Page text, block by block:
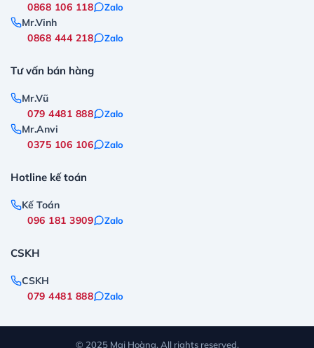
0868 106 118
Zalo
Mr.Vinh
0868 444 218
Zalo
Tư vấn bán hàng
Mr.Vũ
079 4481 888
Zalo
Mr.Anvi
0375 106 106
Zalo
Hotline kế toán
Kế Toán
096 181 3909
Zalo
CSKH
CSKH
079 4481 888
Zalo
© 2025 Mai Hoàng. All rights reserved.